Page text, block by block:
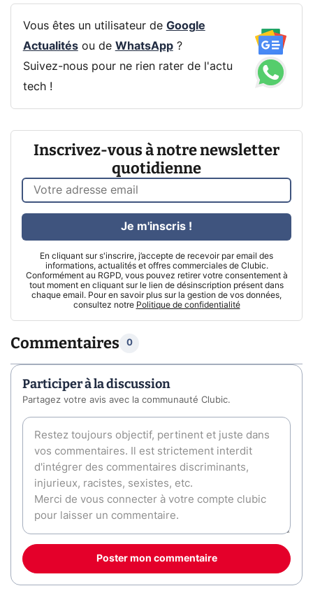
Vous êtes un utilisateur de Google
Actualitésou de WhatsApp?
Suivez-nous pour ne rien rater de l'actu
tech !
Inscrivez-vous à notre newsletter
quotidienne
En cliquant sur s'inscrire, j’accepte de recevoir par email des
informations, actualités et offres commerciales de Clubic.
Conformément au RGPD, vous pouvez retirer votre consentement à
tout moment en cliquant sur le lien de désinscription présent dans
chaque email. Pour en savoir plus sur la gestion de vos données,
consultez notre Politique de confidentialité
Je m'inscris !
Commentaires 0
Participer à la discussion
Partagez votre avis avec la communauté Clubic.
Poster mon commentaire